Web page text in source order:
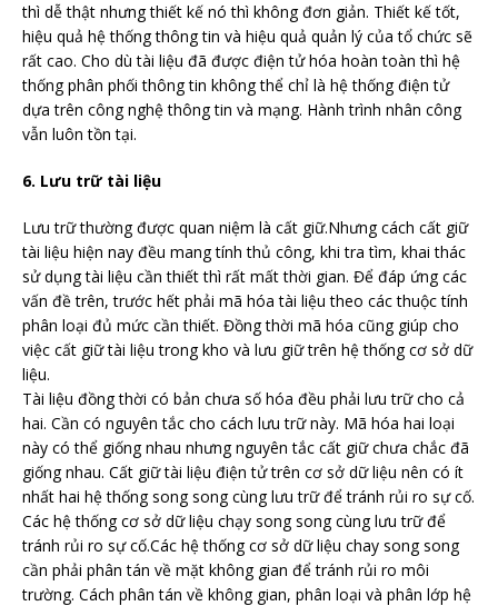
thì dễ thật nhưng thiết kế nó thì không đơn giản. Thiết kế tốt,
hiệu quả hệ thống thông tin và hiệu quả quản lý của tổ chức sẽ
rất cao. Cho dù tài liệu đã được điện tử hóa hoàn toàn thì hệ
thống phân phối thông tin không thể chỉ là hệ thống điện tử
dựa trên công nghệ thông tin và mạng. Hành trình nhân công
vẫn luôn tồn tại.
6. Lưu trữ tài liệu
Lưu trữ thường được quan niệm là cất giữ.Nhưng cách cất giữ
tài liệu hiện nay đều mang tính thủ công, khi tra tìm, khai thác
sử dụng tài liệu cần thiết thì rất mất thời gian. Để đáp ứng các
vấn đề trên, trước hết phải mã hóa tài liệu theo các thuộc tính
phân loại đủ mức cần thiết. Đồng thời mã hóa cũng giúp cho
việc cất giữ tài liệu trong kho và lưu giữ trên hệ thống cơ sở dữ
liệu.
Tài liệu đồng thời có bản chưa số hóa đều phải lưu trữ cho cả
hai. Cần có nguyên tắc cho cách lưu trữ này. Mã hóa hai loại
này có thể giống nhau nhưng nguyên tắc cất giữ chưa chắc đã
giống nhau. Cất giữ tài liệu điện tử trên cơ sở dữ liệu nên có ít
nhất hai hệ thống song song cùng lưu trữ để tránh rủi ro sự cố.
Các hệ thống cơ sở dữ liệu chạy song song cùng lưu trữ để
tránh rủi ro sự cố.Các hệ thống cơ sở dữ liệu chay song song
cần phải phân tán về mặt không gian để tránh rủi ro môi
trường. Cách phân tán về không gian, phân loại và phân lớp hệ